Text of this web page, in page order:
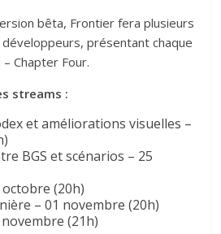
bêta, Frontier fera plusieurs
présentant chaque
Chapter Four.
streams :
et améliorations visuelles –
BGS et scénarios – 25
octobre (20h)
– 01 novembre (20h)
(21h)